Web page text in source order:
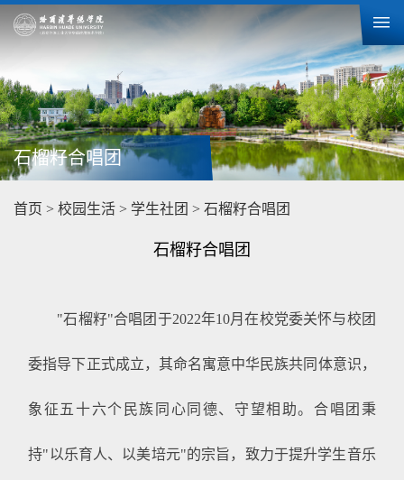
石榴籽合唱团
首页 > 校园生活 > 学生社团 > 石榴籽合唱团
石榴籽合唱团
"石榴籽"合唱团于2022年10月在校党委关怀与校团
委指导下正式成立，其命名寓意中华民族共同体意识，
象征五十六个民族同心同德、守望相助。合唱团秉
持"以乐育人、以美培元"的宗旨，致力于提升学生音乐